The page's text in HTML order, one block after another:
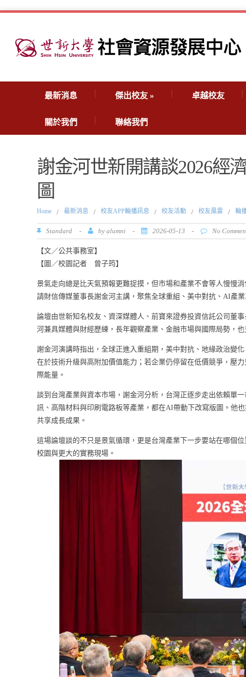
最新消息 傑出校友 » 卓越校友
關於我們 聯絡我們
謝金河世新開講談2026
圖
Home / 最新消息 / 校友APP輪播訊息 / 校友活動 / 校友風雲 / 輪
Standard - by alumni - 2026-05-13 - No
【文／公共事務室】
【圖／校園記者 曾子筠】
景氣走向總是比天氣預報更難捉摸，但市場和產業不會等人慢慢
請財信傳媒董事長謝金河主講，聚焦全球重組、美中對抗、AI產業
論壇由世新知名校友、資深媒體人、前寶來證券投資信託公司董
河兼具媒體與財經歷練，長年觀察產業、金融市場與國際局勢，
謝金河演講時指出，全球正進入重組期，美中對抗、地緣政治變
在於技術升級與高附加價值能力；若企業仍停留在低價競爭，壓
際能量。
談到台灣產業與資本市場，謝金河分析，台灣正逐步走出依賴單
訊、高階材料與印刷電路板等產業，都在AI帶動下改寫版圖。他
共享成長成果。
這場論壇談的不只是景氣循環，更是台灣產業下一步要站在哪個
校園與更大的實務現場。